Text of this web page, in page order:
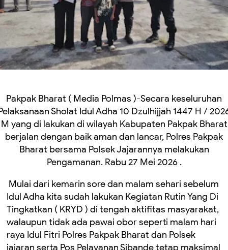
Pakpak Bharat ( Media Polmas )-Secara keseluruhan
Sholat Idul Adha 10 Dzulhijjah 1447 H /
M yang di lakukan di wilayah Kabupaten Pakpak Bharat
berjalan dengan baik aman dan lancar, Polres Pakpak
Bharat bersama Polsek Jajarannya melakukan
Pengamanan. Rabu 27 Mei 2026 .
Mulai dari kemarin sore dan malam sehari sebelum
Idul Adha kita sudah lakukan Kegiatan Rutin Yang Di
Tingkatkan ( KRYD ) di tengah aktifitas masyarakat,
walaupun tidak ada pawai obor seperti malam hari
raya Idul Fitri Polres Pakpak Bharat dan Polsek
jajaran serta Pos Pelayanan Sibande tetap maksimal